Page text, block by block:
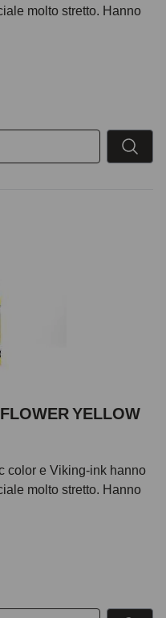
molto stretto. Hanno
YELLOW
color e Viking-ink hanno
molto stretto. Hanno